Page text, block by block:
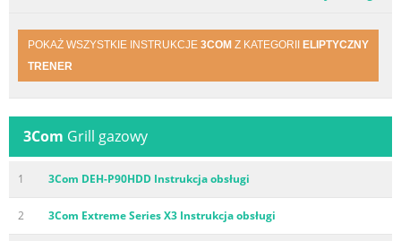
POKAŻ WSZYSTKIE INSTRUKCJE 3COM Z KATEGORII
ELIPTYCZNY
TRENER
3Com Grill gazowy
1 3Com DEH-P90HDD Instrukcja obsługi
2 3Com Extreme Series X3 Instrukcja obsługi